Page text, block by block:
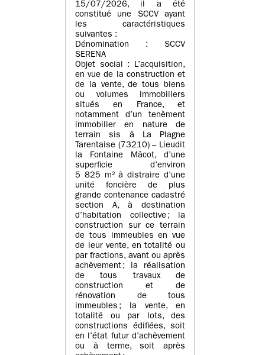
15/07/2026, il a été
constitué une SCCV ayant
les caractéristiques
suivantes :
Dénomination : SCCV
SERENA
Objet social : L’acquisition,
en vue de la construction et
de la vente, de tous biens
ou volumes immobiliers
situés en France, et
notamment d’un tenèment
immobilier en nature de
terrain sis à La Plagne
Tarentaise (73210) – Lieudit
la Fontaine Mâcot, d’une
superficie d’environ
5 825 m² à distraire d’une
unité foncière de plus
grande contenance cadastré
section A, à destination
d’habitation collective ; la
construction sur ce terrain
de tous immeubles en vue
de leur vente, en totalité ou
par fractions, avant ou après
achèvement ; la réalisation
de tous travaux de
construction et de
rénovation de tous
immeubles ; la vente, en
totalité ou par lots, des
constructions édifiées, soit
en l’état futur d’achèvement
ou à terme, soit après